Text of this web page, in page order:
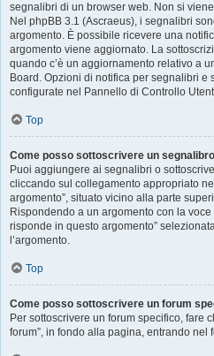
segnalibri di un browser web. Non si
Nel phpBB 3.1 (Ascraeus), i segnalibri
argomento. È possibile ricevere una
argomento viene aggiornato. La
quando c’è un aggiornamento relativo a
Board. Opzioni di notifica per segnalibri e
configurate nel Pannello di Controllo
Top
Come posso sottoscrivere un
Puoi aggiungere ai segnalibri o
cliccando sul collegamento appropriato
argomento”, situato vicino alla parte
Rispondendo a un argomento con la
risponde in questo argomento”
l’argomento.
Top
Come posso sottoscrivere un forum
Per sottoscrivere un forum specifico, fare
forum”, in fondo alla pagina, entrando nel